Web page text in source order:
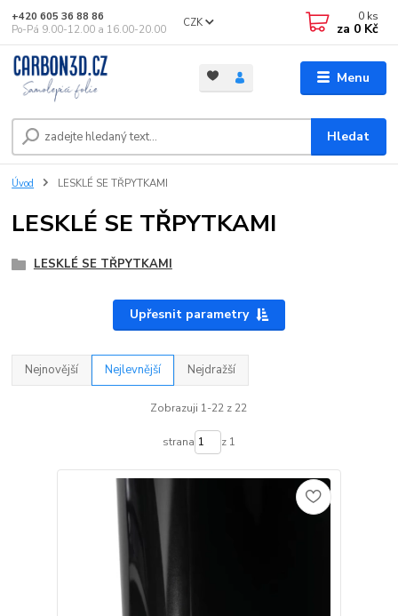
Menu
CZK
Hledat
+420 605 36 88 86
Po-Pá 9.00-12.00 a 16.00-20.00
0 ks
za 0 Kč
Úvod LESKLÉ SE TŘPYTKAMI
LESKLÉ SE TŘPYTKAMI
LESKLÉ SE TŘPYTKAMI
Upřesnit parametry
Nejnovější Nejlevnější Nejdražší
Zobrazuji 1-22 z 22
strana z 1